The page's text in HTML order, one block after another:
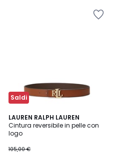
Saldi
LAUREN RALPH LAUREN
Cintura reversibile in pelle con
logo
105,00 €
5
/
5